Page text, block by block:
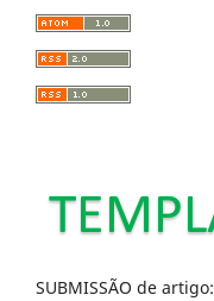
SUBMISSÃO de artigo: